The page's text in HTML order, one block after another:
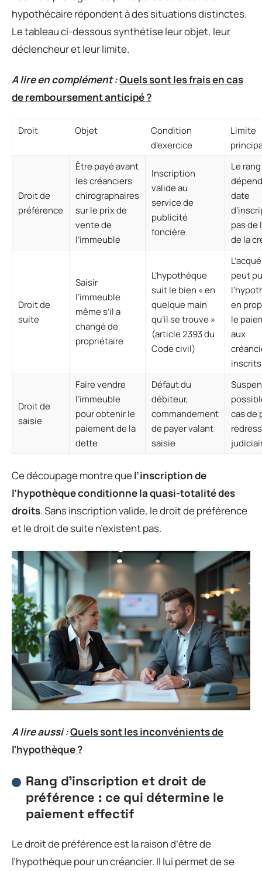
hypothécaire répondent à des situations distinctes.
Le tableau ci-dessous synthétise leur objet, leur
déclencheur et leur limite.
A lire en complément :Quels sont les frais en cas
de remboursement anticipé ?
Droit Objet
Condition
d’exercice
Limite
Droit de
préférence
Être payé avant
les créanciers
chirographaires
sur le prix de
vente de
l’immeuble
Inscription
valide au
service de
publicité
foncière
Le rang
date
pas de
de la
Droit de
suite
Saisir
l’immeuble
même s’il a
changé de
propriétaire
L’hypothèque
suit le bien « en
quelque main
qu’il se trouve »
(article 2393 du
Code civil)
peut
en
le
aux
inscrits
Droit de
saisie
Faire vendre
l’immeuble
pour obtenir le
paiement de la
dette
Défaut du
débiteur,
commandement
de payer valant
saisie
cas de
Ce découpage montre quel’inscription de
l’hypothèque conditionne la quasi-totalité des
droits. Sans inscription valide, le droit de préférence
et le droit de suite n’existent pas.
A lire aussi :Quels sont les inconvénients de
l'hypothèque ?
Rang d’inscription et droit de
préférence : ce qui détermine le
paiement effectif
Le droit de préférence est la raison d’être de
l’hypothèque pour un créancier. Il lui permet de se